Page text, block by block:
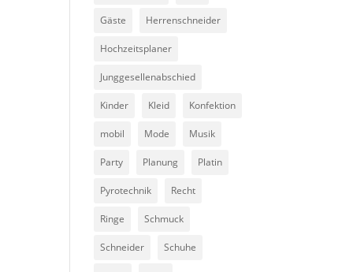
Gäste Herrenschneider
Hochzeitsplaner
Junggesellenabschied
Kinder Kleid Konfektion
mobil Mode Musik
Party Planung Platin
Pyrotechnik Recht
Ringe Schmuck
Schneider Schuhe